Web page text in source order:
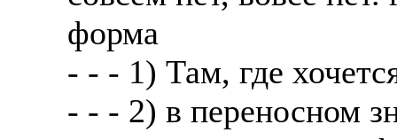
форма
- - - 1) Там, где
- - - 2) в переносном